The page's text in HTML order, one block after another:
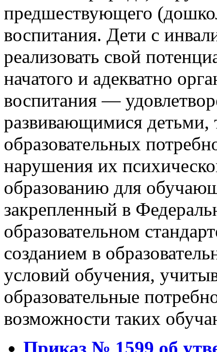
предшествующего
воспитания. Дети с
реализовать свой
начатого и адекватно
воспитания —
развивающимися детьми,
образовательных
нарушения их
образованию для
закрепленный в
образовательном
созданием в
условий обучения,
образовательные
возможности таких
Приказ № 1599 об